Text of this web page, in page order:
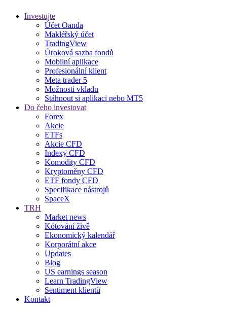
Investujte
Účet Oanda
Makléřský účet
TradingView
Úroková sazba fondů
Mobilní aplikace
Profesionální klient
Meta trader 5
Možnosti vkladu
Stáhnout si aplikaci nebo MT5
Do čeho investovat
Forex
Akcie
ETFs
Akcie CFD
Indexy CFD
Komodity CFD
Kryptoměny CFD
ETF fondy CFD
Specifikace nástrojů
SpaceX
TRH
Market news
Kótování živě
Ekonomický kalendář
Korporátní akce
Updates
Blog
US earnings season
Learn TradingView
Sentiment klientů
Kontakt